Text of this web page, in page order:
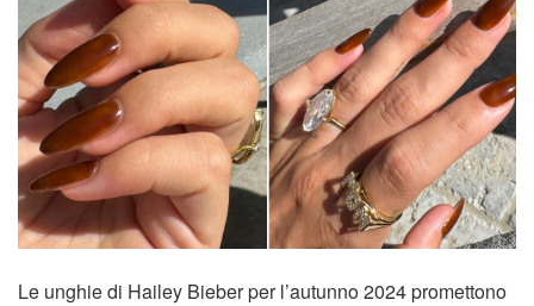
Le unghie di Hailey Bieber per l’autunno 2024 promettono